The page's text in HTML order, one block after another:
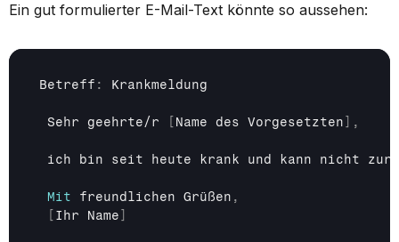
Ein gut formulierter E-Mail-Text könnte so aussehen:
Betreff : Krankmeldung
Sehr geehrte/r Name des Vorgesetzten ,
ich bin seit heute krank und kann nicht zur
Mit freundlichen Grüßen ,
Ihr Name